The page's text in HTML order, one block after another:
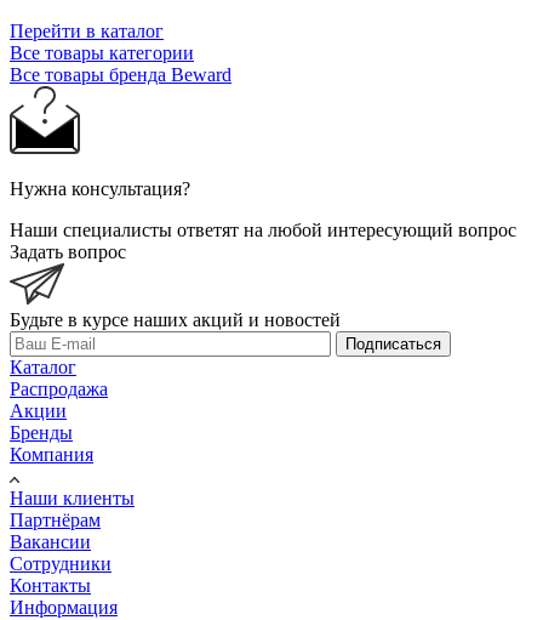
Перейти в каталог
Все товары категории
Все товары бренда Beward
Нужна консультация?
Наши специалисты ответят на любой интересующий вопрос
Задать вопрос
Будьте в курсе наших акций и новостей
Подписаться
Каталог
Распродажа
Акции
Бренды
Компания
Наши клиенты
Партнёрам
Вакансии
Сотрудники
Контакты
Информация